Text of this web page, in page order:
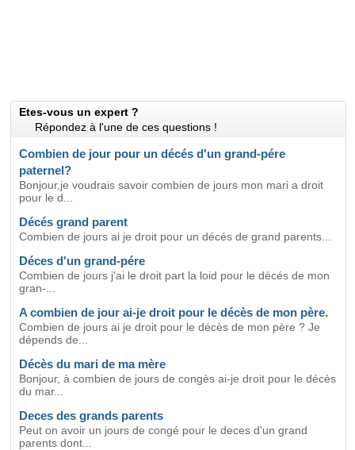
Etes-vous un expert ?
Répondez à l'une de ces questions !
Combien de jour pour un décés d'un grand-pére
paternel?
Bonjour,je voudrais savoir combien de jours mon mari a droit
pour le d...
Décés grand parent
Combien de jours ai je droit pour un décés de grand parents...
Déces d'un grand-pére
Combien de jours j'ai le droit part la loid pour le décés de mon
gran-...
A combien de jour ai-je droit pour le décès de mon père.
Combien de jours ai je droit pour le décès de mon père ? Je
dépends de...
Décès du mari de ma mère
Bonjour, à combien de jours de congès ai-je droit pour le décès
du mar...
Deces des grands parents
Peut on avoir un jours de congé pour le deces d'un grand
parents dont...